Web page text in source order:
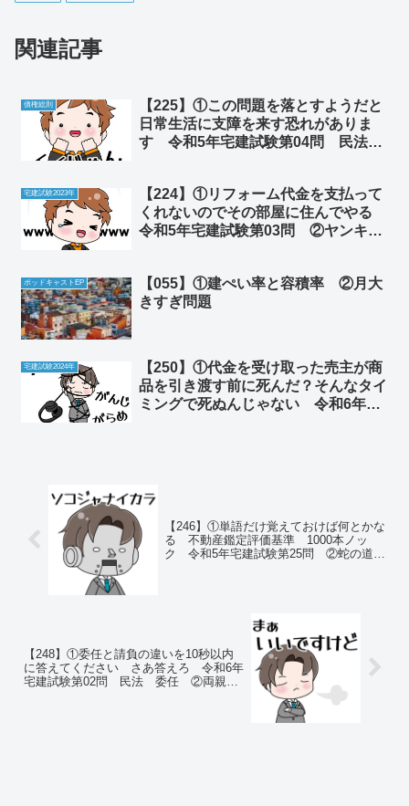
関連記事
債権総則
【225】①この問題を落とすようだと
日常生活に支障を来す恐れがありま
す 令和5年宅建試験第04問 民法
宅建試験2023年
【224】①リフォーム代金を支払って
くれないのでその部屋に住んでやる
令和5年宅建試験第03問 ②ヤンキー
ポッドキャストEP
【055】①建ぺい率と容積率 ②月大
きすぎ問題
宅建試験2024年
【250】①代金を受け取った売主が商
品を引き渡す前に死んだ？そんなタイ
ミングで死ぬんじゃない 令和6年宅
【246】①単語だけ覚えておけば何とかな
る 不動産鑑定評価基準 1000本ノッ
ク 令和5年宅建試験第25問 ②蛇の道は
【248】①委任と請負の違いを10秒以内
に答えてください さあ答えろ 令和6年
宅建試験第02問 民法 委任 ②両親と